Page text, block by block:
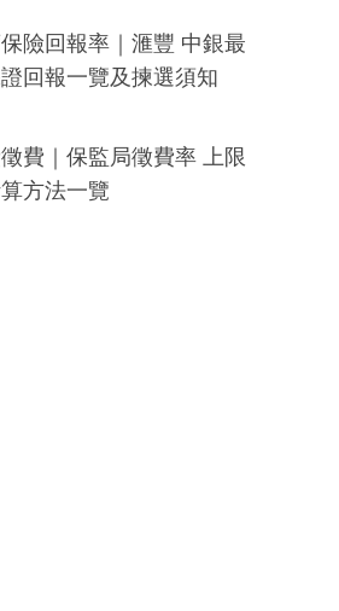
險回報率｜滙豐 中銀最
回報一覽及揀選須知
費｜保監局徵費率 上限
方法一覽